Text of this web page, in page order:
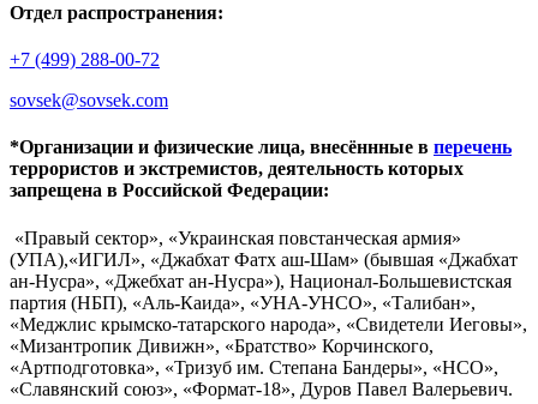
Отдел распространения:
+7 (499) 288-00-72
sovsek@sovsek.com
*Организации и физические лица, внесённные в перечень
террористов и экстремистов, деятельность которых
запрещена в Российской Федерации:
«Правый сектор», «Украинская повстанческая армия»
(УПА),«ИГИЛ», «Джабхат Фатх аш-Шам» (бывшая «Джабхат
ан-Нусра», «Джебхат ан-Нусра»), Национал-Большевистская
партия (НБП), «Аль-Каида», «УНА-УНСО», «Талибан»,
«Меджлис крымско-татарского народа», «Свидетели Иеговы»,
«Мизантропик Дивижн», «Братство» Корчинского,
«Артподготовка», «Тризуб им. Степана Бандеры», «НСО»,
«Славянский союз», «Формат-18», Дуров Павел Валерьевич.